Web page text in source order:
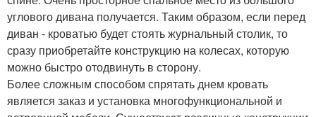
углового дивана получается. Таким образом, если перед
диван - кроватью будет стоять журнальный столик, то
сразу приобретайте конструкцию на колесах, которую
можно быстро отодвинуть в сторону.
Более сложным способом спрятать днем кровать
является заказ и установка многофункциональной и